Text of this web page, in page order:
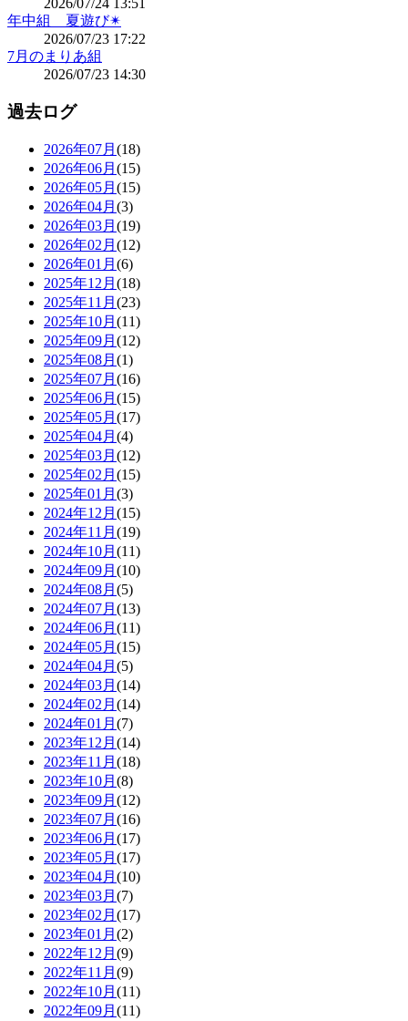
年中組 夏遊び✴
2026/07/23 17:22
7月のまりあ組
2026/07/23 14:30
過去ログ
2026年07月 (18)
2026年06月 (15)
2026年05月 (15)
2026年04月 (3)
2026年03月 (19)
2026年02月 (12)
2026年01月 (6)
2025年12月 (18)
2025年11月 (23)
2025年10月 (11)
2025年09月 (12)
2025年08月 (1)
2025年07月 (16)
2025年06月 (15)
2025年05月 (17)
2025年04月 (4)
2025年03月 (12)
2025年02月 (15)
2025年01月 (3)
2024年12月 (15)
2024年11月 (19)
2024年10月 (11)
2024年09月 (10)
2024年08月 (5)
2024年07月 (13)
2024年06月 (11)
2024年05月 (15)
2024年04月 (5)
2024年03月 (14)
2024年02月 (14)
2024年01月 (7)
2023年12月 (14)
2023年11月 (18)
2023年10月 (8)
2023年09月 (12)
2023年07月 (16)
2023年06月 (17)
2023年05月 (17)
2023年04月 (10)
2023年03月 (7)
2023年02月 (17)
2023年01月 (2)
2022年12月 (9)
2022年11月 (9)
2022年10月 (11)
2022年09月 (11)